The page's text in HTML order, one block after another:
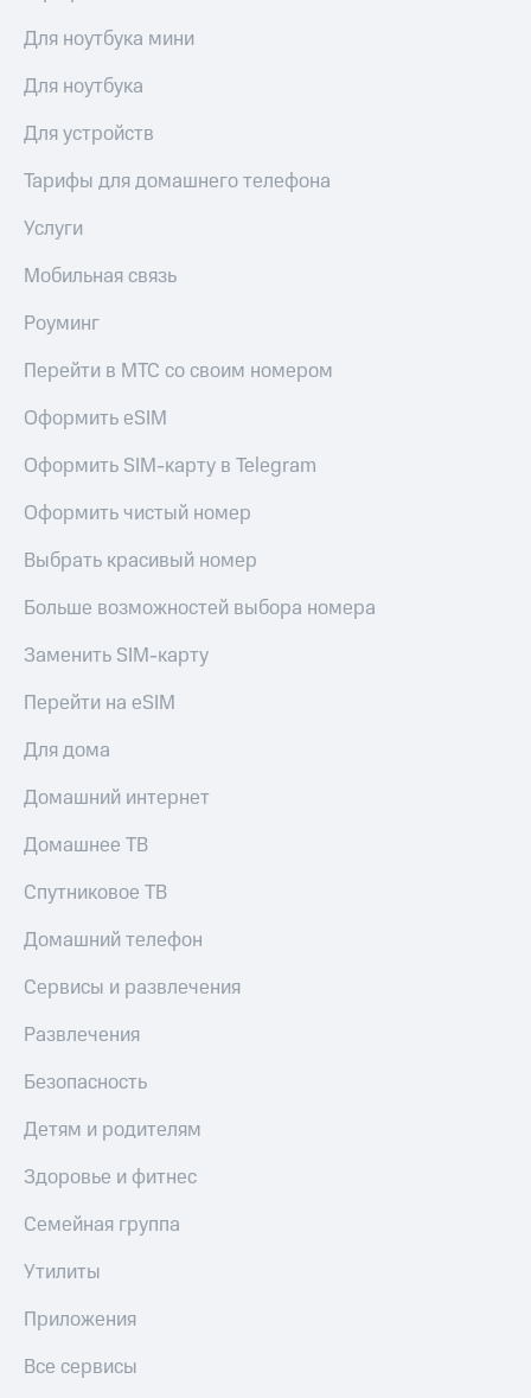
Для ноутбука мини
Для ноутбука
Для устройств
Тарифы для домашнего телефона
Услуги
Мобильная связь
Роуминг
Перейти в МТС со своим номером
Оформить eSIM
Оформить SIM-карту в Telegram
Оформить чистый номер
Выбрать красивый номер
Больше возможностей выбора номера
Заменить SIM-карту
Перейти на eSIM
Для дома
Домашний интернет
Домашнее ТВ
Спутниковое ТВ
Домашний телефон
Сервисы и развлечения
Развлечения
Безопасность
Детям и родителям
Здоровье и фитнес
Семейная группа
Утилиты
Приложения
Все сервисы